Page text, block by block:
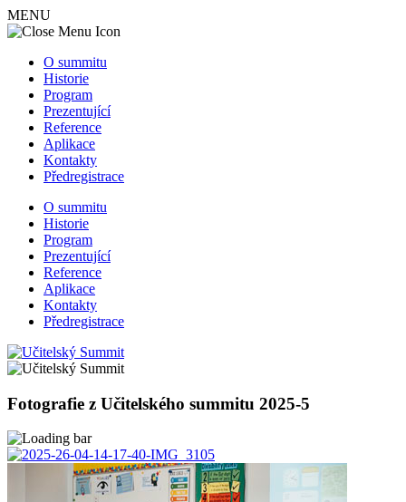
MENU
O summitu
Historie
Program
Prezentující
Reference
Aplikace
Kontakty
Předregistrace
O summitu
Historie
Program
Prezentující
Reference
Aplikace
Kontakty
Předregistrace
Fotografie z Učitelského summitu 2025-5